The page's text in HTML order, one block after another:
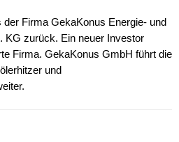
Firma GekaKonus Energie- und
KG zurück. Ein neuer Investor
Firma. GekaKonus GmbH führt die
und